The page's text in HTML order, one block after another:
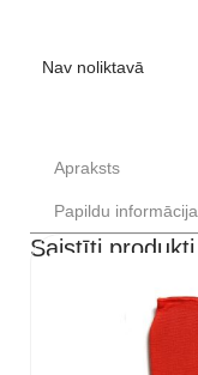
Nav noliktavā
Apraksts
Papildu informācija
Saistīti produkti